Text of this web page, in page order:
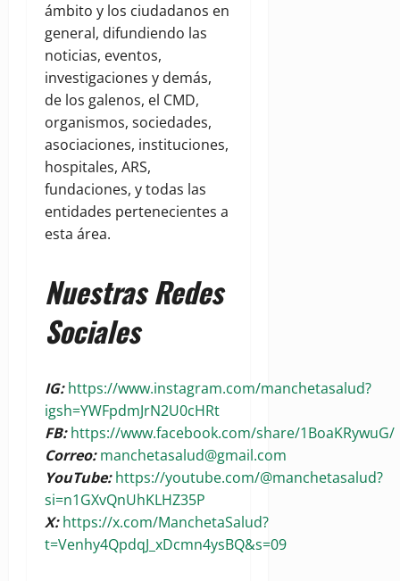
ámbito y los ciudadanos en
general, difundiendo las
noticias, eventos,
investigaciones y demás,
de los galenos, el CMD,
organismos, sociedades,
asociaciones, instituciones,
hospitales, ARS,
fundaciones, y todas las
entidades pertenecientes a
esta área.
Nuestras Redes
Sociales
IG:https://www.instagram.com/manchetasalud?
igsh=YWFpdmJrN2U0cHRt
FB:https://www.facebook.com/share/1BoaKRywuG/
Correo:manchetasalud@gmail.com
YouTube: https://youtube.com/@manchetasalud?
si=n1GXvQnUhKLHZ35P
X:https://x.com/ManchetaSalud?
t=Venhy4QpdqJ_xDcmn4ysBQ&s=09